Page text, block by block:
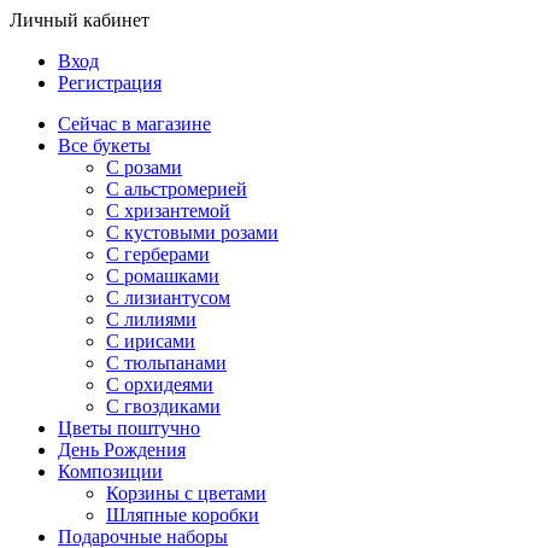
Личный кабинет
Вход
Регистрация
Сейчас в магазине
Все букеты
C розами
С альстромерией
С хризантемой
С кустовыми розами
С герберами
С ромашками
С лизиантусом
С лилиями
С ирисами
С тюльпанами
С орхидеями
С гвоздиками
Цветы поштучно
День Рождения
Композиции
Корзины с цветами
Шляпные коробки
Подарочные наборы